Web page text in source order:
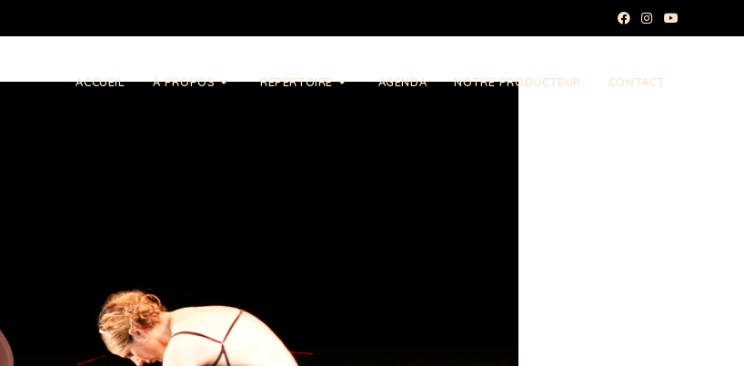
ACCUEIL À PROPOS RÉPERTOIRE AGENDA NOTRE PRODUCTEUR CONTACT